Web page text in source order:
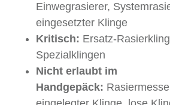
Einwegrasierer,
eingesetzter Klinge
Kritisch: Ersatz-
Spezialklingen
Nicht erlaubt im
Handgepäck: